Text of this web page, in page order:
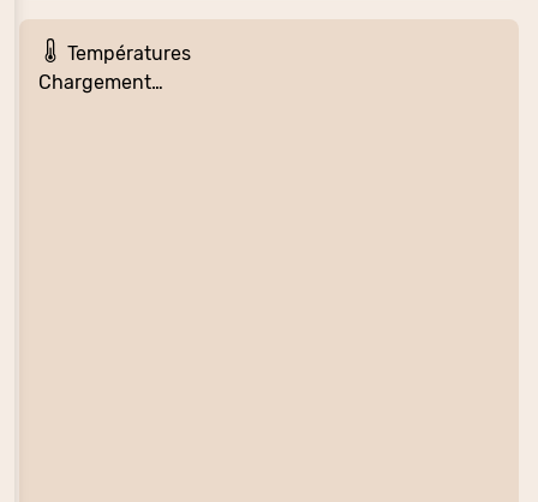
Températures
Chargement…